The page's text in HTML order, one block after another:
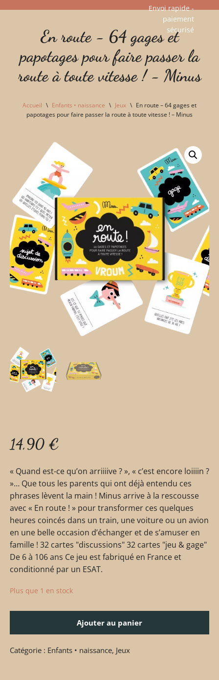
Envoi rapide -
paiement
sécurisé​
En route - 64 gages et
papotages pour faire passer la
route à toute vitesse ! - Minus
Accueil \ Enfants • naissance \ Jeux \ En route – 64 gages et
papotages pour faire passer la route à toute vitesse ! – Minus
14,90 €
« Quand est-ce qu’on arriiiive ? », « c’est encore loiiiin ?
»… Que tous les parents qui ont déjà entendu ces
phrases lèvent la main ! Minus arrive à la rescousse
avec « En route ! » pour transformer ces quelques
heures coincés dans un train, une voiture ou un avion
en une belle occasion d’échanger et de s’amuser en
famille ! 32 cartes "discussions" 32 cartes "jeu & gage"
De 6 à 106 ans Ce jeu est fabriqué en France et
conditionné par un ESAT.
Plus que 1 en stock
Ajouter au panier
Catégorie : Enfants • naissance, Jeux